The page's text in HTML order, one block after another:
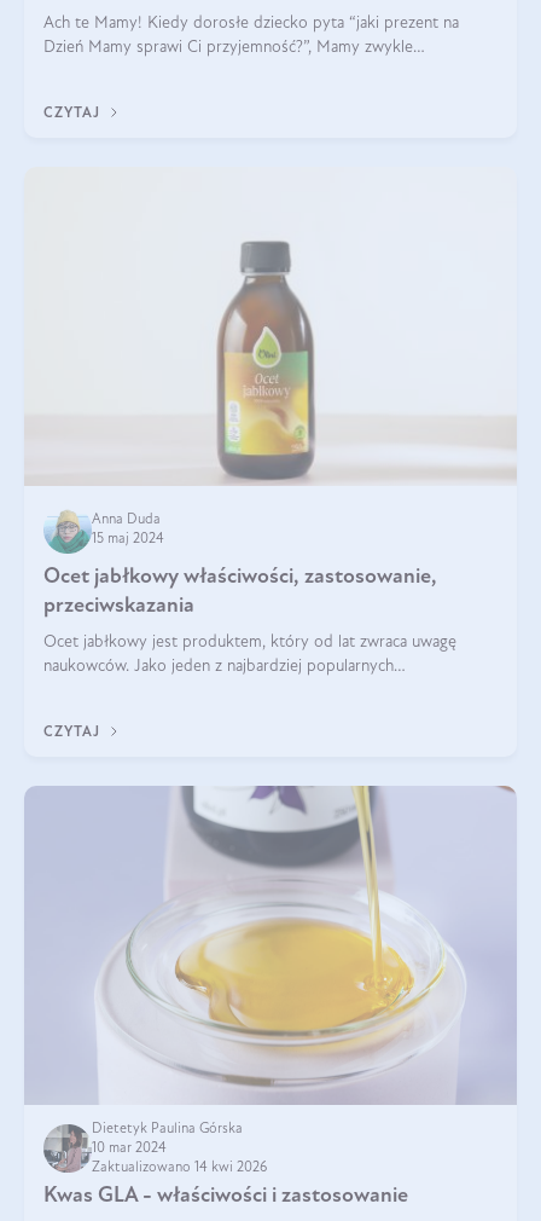
Ach te Mamy! Kiedy dorosłe dziecko pyta “jaki prezent na
Dzień Mamy sprawi Ci przyjemność?”, Mamy zwykle
CZYTAJ
Anna Duda
15 maj 2024
Ocet jabłkowy właściwości, zastosowanie,
przeciwskazania
Ocet jabłkowy jest produktem, który od lat zwraca uwagę
naukowców. Jako jeden z najbardziej popularnych
CZYTAJ
Dietetyk Paulina Górska
10 mar 2024
Zaktualizowano 14 kwi 2026
Kwas GLA - właściwości i zastosowanie